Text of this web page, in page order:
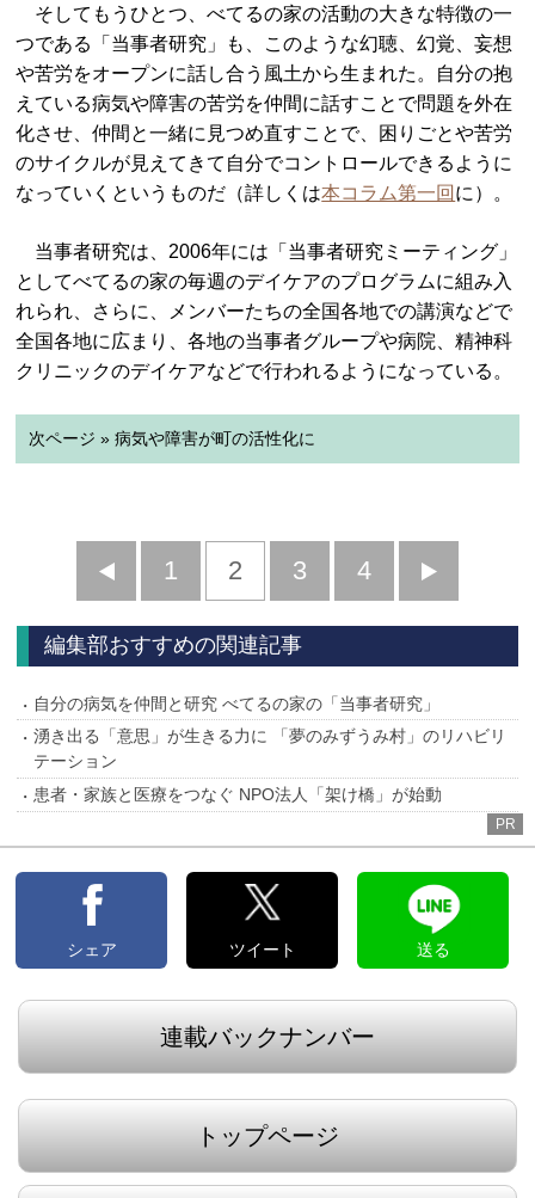
そしてもうひとつ、べてるの家の活動の大きな特徴の一
つである「当事者研究」も、このような幻聴、幻覚、妄想
や苦労をオープンに話し合う風土から生まれた。自分の抱
えている病気や障害の苦労を仲間に話すことで問題を外在
化させ、仲間と一緒に見つめ直すことで、困りごとや苦労
のサイクルが見えてきて自分でコントロールできるように
なっていくというものだ（詳しくは本コラム第一回 に）。
当事者研究は、2006年には「当事者研究ミーティング」
としてべてるの家の毎週のデイケアのプログラムに組み入
れられ、さらに、メンバーたちの全国各地での講演などで
全国各地に広まり、各地の当事者グループや病院、精神科
クリニックのデイケアなどで行われるようになっている。
次ページ » 病気や障害が町の活性化に
前
へ
1 2 3 4
へ
編集部おすすめの関連記事
自分の病気を仲間と研究 べてるの家の「当事者研究」
湧き出る「意思」が生きる力に 「夢のみずうみ村」のリハビリ
テーション
患者・家族と医療をつなぐ NPO法人「架け橋」が始動
PR
シェア ツイート 送る
連載バックナンバー
トップページ